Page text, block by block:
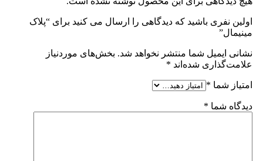
اولین نفری باشید که دیدگاهی را ارسال می کنید برای “پلاک
مینیمال”
نشانی ایمیل شما منتشر نخواهد شد. بخش‌های موردنیاز
علامت‌گذاری شده‌اند *
امتیاز شما *
دیدگاه شما *